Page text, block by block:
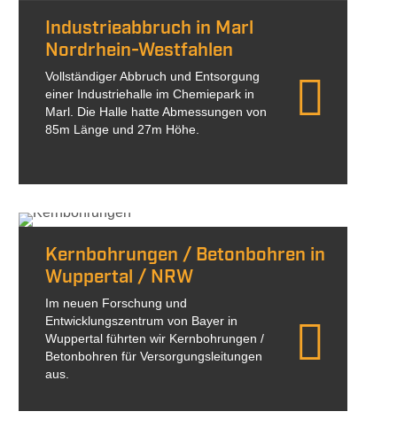
Industrieabbruch in Marl
Nordrhein-Westfahlen
Vollständiger Abbruch und Entsorgung
einer Industriehalle im Chemiepark in
Marl. Die Halle hatte Abmessungen von
85m Länge und 27m Höhe.
Kernbohrungen / Betonbohren in
Wuppertal / NRW
Im neuen Forschung und
Entwicklungszentrum von Bayer in
Wuppertal führten wir Kernbohrungen /
Betonbohren für Versorgungsleitungen
aus.